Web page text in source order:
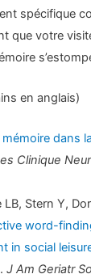
spécifique
que votre
en anglais)
dans
Clinique
Stern Y,
word-
in social
J Am Geriatr